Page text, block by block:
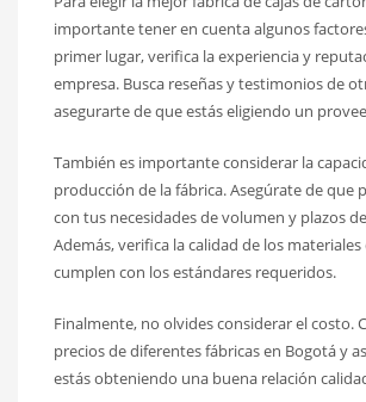
importante tener en cuenta algunos
primer lugar, verifica la experiencia y
empresa. Busca reseñas y testimonios de
asegurarte de que estás eligiendo un
También es importante considerar la
producción de la fábrica. Asegúrate de que
con tus necesidades de volumen y plazos
Además, verifica la calidad de los
cumplen con los estándares requeridos.
Finalmente, no olvides considerar el costo.
precios de diferentes fábricas en Bogotá y
estás obteniendo una buena relación